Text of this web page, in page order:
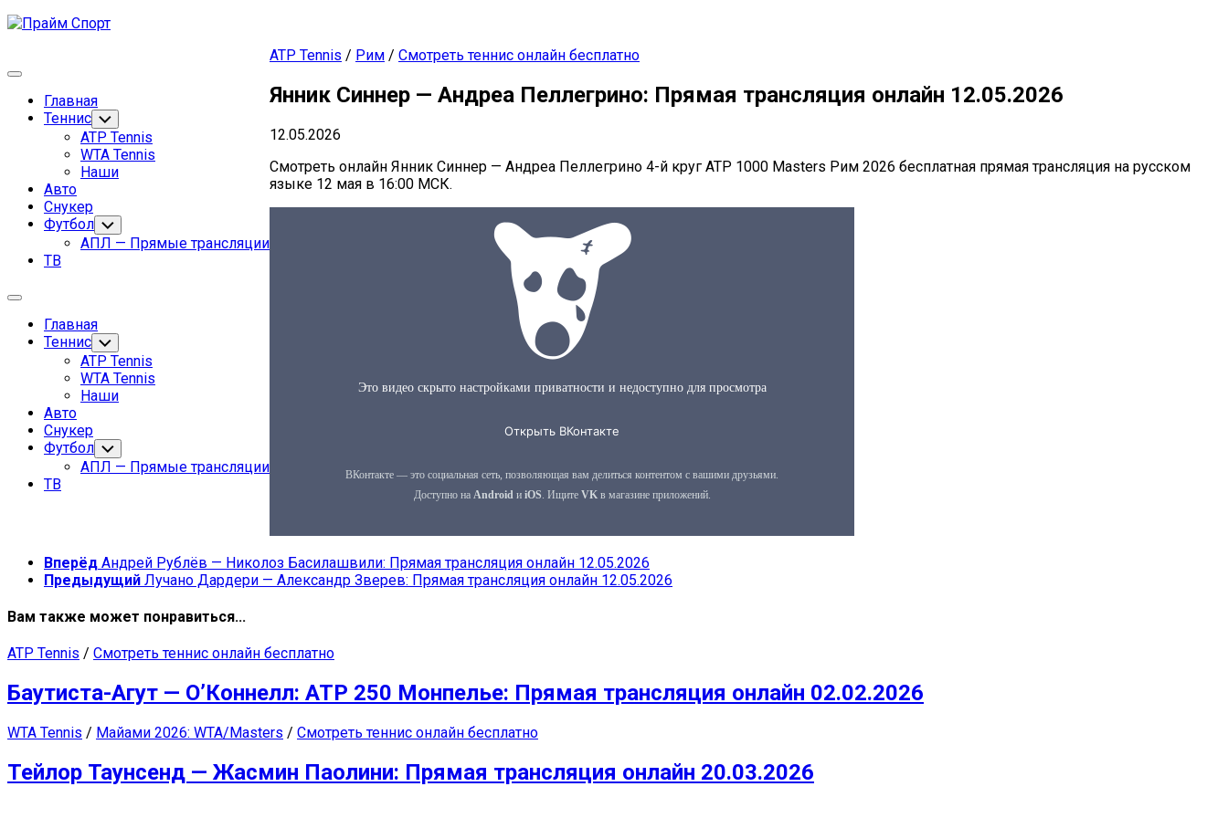
Перейти
Развернуть
Главная
Родительская
текущая
страница
Теннис Переключатель
дочернего
меню
Родительская
текущая
страница
ATP Tennis
WTA Tennis
Наши
Авто
Снукер
Футбол Переключатель
дочернего
меню
АПЛ — Прямые трансляции
ТВ
Развернуть
Главная
Родительская
текущая
страница
Теннис Переключатель
дочернего
меню
Родительская
текущая
страница
ATP Tennis
WTA Tennis
Наши
Авто
Снукер
Футбол Переключатель
дочернего
меню
АПЛ — Прямые трансляции
ТВ
ATP Tennis / Рим / Смотреть теннис онлайн бесплатно
Янник Синнер — Андреа Пеллегрино: Прямая трансляция онлайн 12.05.2026
12.05.2026
Смотреть онлайн Янник Синнер — Андреа Пеллегрино 4-й круг ATP 1000 Masters Рим 2026 бесплатная прямая трансляция на русском
языке 12 мая в 16:00 МСК.
Вперёд Андрей Рублёв — Николоз Басилашвили: Прямая трансляция онлайн 12.05.2026
Предыдущий Лучано Дардери — Александр Зверев: Прямая трансляция онлайн 12.05.2026
Вам также может понравиться...
ATP Tennis / Смотреть теннис онлайн бесплатно
Баутиста-Агут — О’Коннелл: ATP 250 Монпелье: Прямая трансляция онлайн 02.02.2026
WTA Tennis / Майами 2026: WTA/Masters / Смотреть теннис онлайн бесплатно
Тейлор Таунсенд — Жасмин Паолини: Прямая трансляция онлайн 20.03.2026